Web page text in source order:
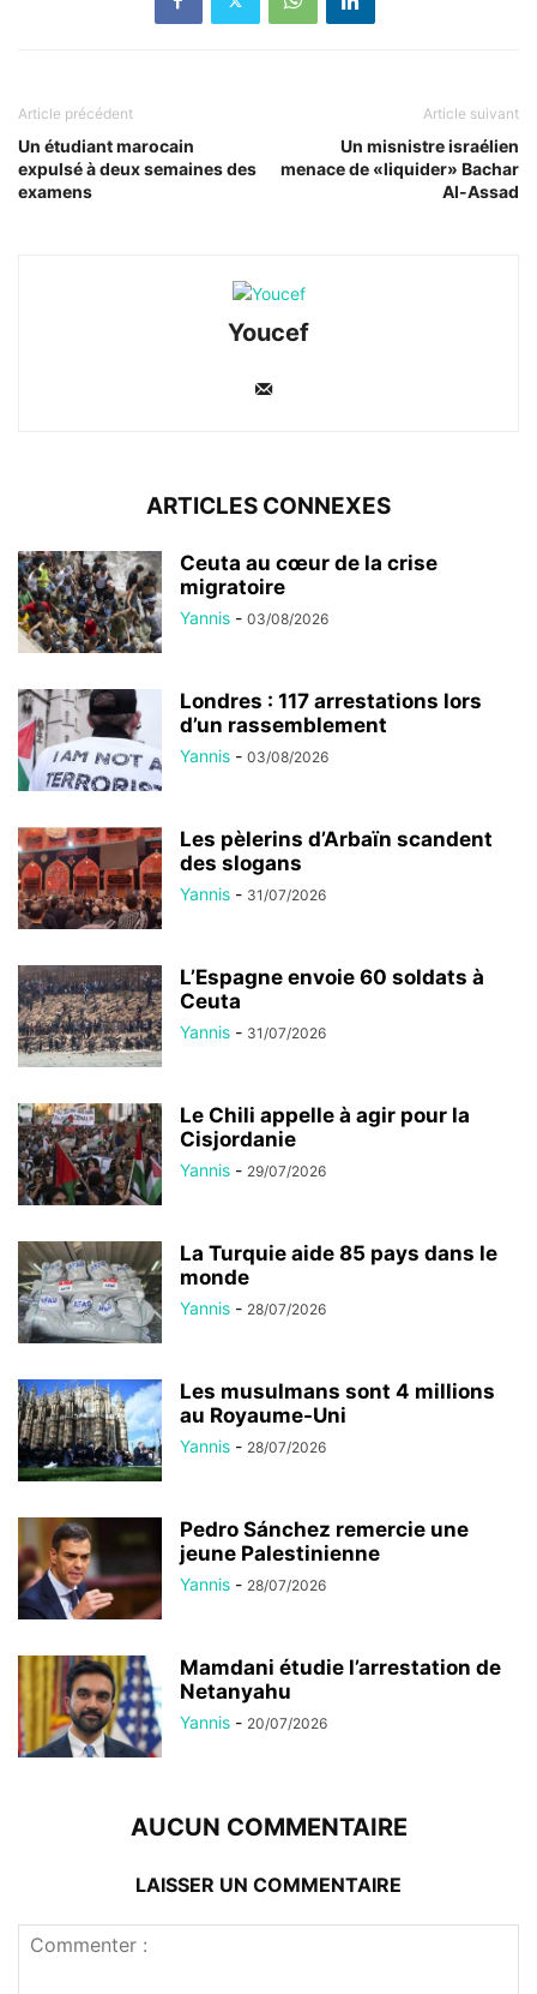
Article précédent
Un étudiant marocain
expulsé à deux semaines des
examens
Article suivant
Un misnistre israélien
menace de «liquider» Bachar
Al-Assad
Youcef
ARTICLES CONNEXES
Ceuta au cœur de la crise
migratoire
Yannis - 03/08/2026
Londres : 117 arrestations lors
d’un rassemblement
Yannis - 03/08/2026
Les pèlerins d’Arbaïn scandent
des slogans
Yannis - 31/07/2026
L’Espagne envoie 60 soldats à
Ceuta
Yannis - 31/07/2026
Le Chili appelle à agir pour la
Cisjordanie
Yannis - 29/07/2026
La Turquie aide 85 pays dans le
monde
Yannis - 28/07/2026
Les musulmans sont 4 millions
au Royaume-Uni
Yannis - 28/07/2026
Pedro Sánchez remercie une
jeune Palestinienne
Yannis - 28/07/2026
Mamdani étudie l’arrestation de
Netanyahu
Yannis - 20/07/2026
AUCUN COMMENTAIRE
LAISSER UN COMMENTAIRE